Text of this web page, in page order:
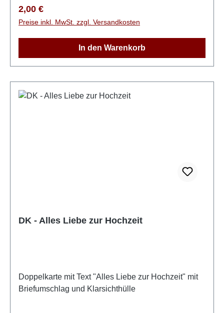
Regulärer Preis:
2,00 €
Preise inkl. MwSt. zzgl. Versandkosten
In den Warenkorb
DK - Alles Liebe zur Hochzeit
Doppelkarte mit Text "Alles Liebe zur Hochzeit" mit
Briefumschlag und Klarsichthülle